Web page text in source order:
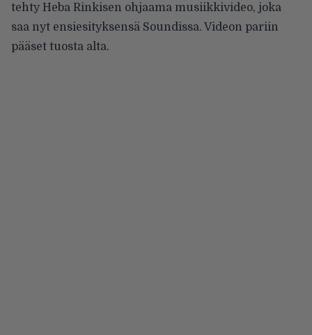
tehty Heba Rinkisen ohjaama musiikkivideo, joka
saa nyt ensiesityksensä Soundissa. Videon pariin
pääset tuosta alta.